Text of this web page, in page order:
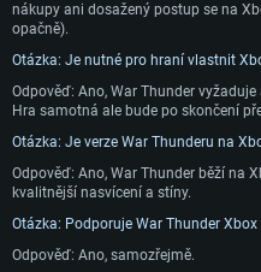
Doporučené
OS: Windows 10/11 (64bitový)
Procesor: Intel Core i5 nebo Ryzen
Operační paměť: 16 GB
Grafická karta: podpora DirectX 11:
570 a lepší
Připojení: Širokopásmové připojení
Místo na disku: 62,2 GB
Doporučené
OS: Mac OS Big Sur 11.0 nebo
Procesor: Core i7 (Intel Xeon není
Operační paměť: 8 GB
Grafická karta: Radeon Vega II
Připojení: Širokopásmové připojení
Místo na disku: 62,2 GB
Místo na disku: 22,1 GB
Doporučené
OS: Ubuntu 20.04 64bit
Procesor: Intel Core i7
Operační paměť: 16 GB
Grafická karta: NVIDIA 1060 s
staršími, než půl roku) / srovnatelná
nejnovějšími proprietárními ovladači
nákupy ani dosažený postup se na
opačně).
Otázka: Je nutné pro hraní vlastnit
Odpověď: Ano, War Thunder
Hra samotná ale bude po skončení
Otázka: Je verze War Thunderu na
Odpověď: Ano, War Thunder běží na
kvalitnější nasvícení a stíny.
Otázka: Podporuje War Thunder
Odpověď: Ano, samozřejmě.